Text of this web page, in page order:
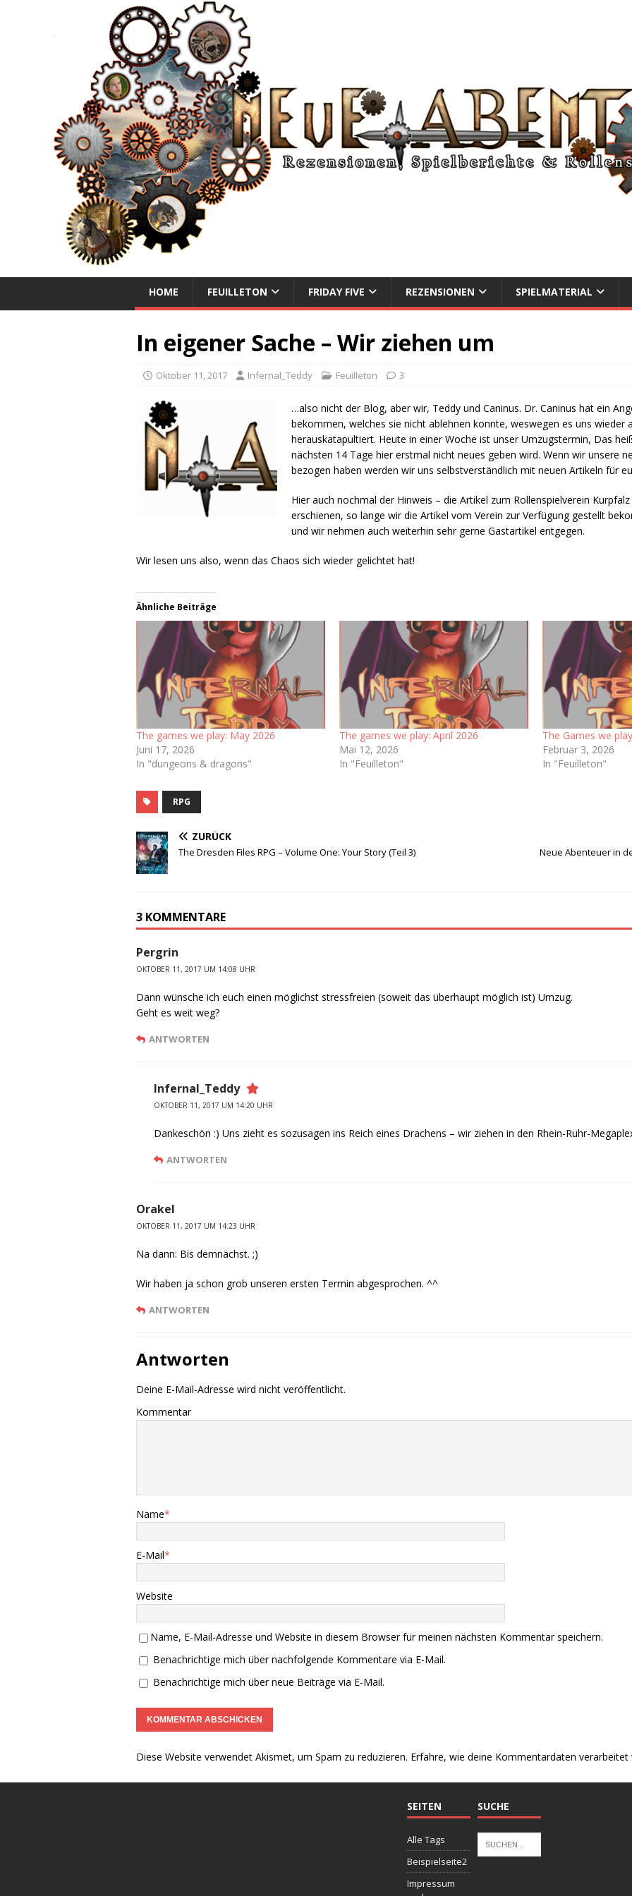
NEUE ABENTEUER
HOME FEUILLETON FRIDAY FIVE REZENSIONEN SPIELMATERIAL
In eigener Sache – Wir ziehen um
Oktober 11, 2017 Infernal_Teddy Feuilleton 3
…also nicht der Blog, aber wir, Teddy und Caninus. Dr. Caninus hat ein
bekommen, welches sie nicht ablehnen konnte, weswegen es uns wieder
herauskatapultiert. Heute in einer Woche ist unser Umzugstermin, Das
nächsten 14 Tage hier erstmal nicht neues geben wird. Wenn wir unsere
bezogen haben werden wir uns selbstverständlich mit neuen Artikeln für
Hier auch nochmal der Hinweis – die Artikel zum Rollenspielverein
erschienen, so lange wir die Artikel vom Verein zur Verfügung gestellt
und wir nehmen auch weiterhin sehr gerne Gastartikel entgegen.
Wir lesen uns also, wenn das Chaos sich wieder gelichtet hat!
Ähnliche Beiträge
The games we play: May 2026
Juni 17, 2026
In "dungeons & dragons"
The games we play: April 2026
Mai 12, 2026
In "Feuilleton"
The Games we
Februar 3, 2026
In "Feuilleton"
RPG
ZURÜCK
The Dresden Files RPG – Volume One: Your Story (Teil 3) Neue Abenteuer in
3 KOMMENTARE
Pergrin
OKTOBER 11, 2017 UM 14:08 UHR
Dann wünsche ich euch einen möglichst stressfreien (soweit das überhaupt möglich ist) Umzug.
Geht es weit weg?
ANTWORTEN
Infernal_Teddy
OKTOBER 11, 2017 UM 14:20 UHR
Dankeschön :) Uns zieht es sozusagen ins Reich eines Drachens – wir ziehen in den Rhein-Ruhr-
ANTWORTEN
Orakel
OKTOBER 11, 2017 UM 14:23 UHR
Na dann: Bis demnächst. ;)
Wir haben ja schon grob unseren ersten Termin abgesprochen. ^^
ANTWORTEN
Antworten
Deine E-Mail-Adresse wird nicht veröffentlicht.
Kommentar
Name*
E-Mail*
Website
Name, E-Mail-Adresse und Website in diesem Browser für meinen nächsten Kommentar speichern.
Benachrichtige mich über nachfolgende Kommentare via E-Mail.
Benachrichtige mich über neue Beiträge via E-Mail.
Diese Website verwendet Akismet, um Spam zu reduzieren. Erfahre, wie deine Kommentardaten verarbeitet
SEITEN
Alle Tags
Beispielseite2
Impressum
SUCHE